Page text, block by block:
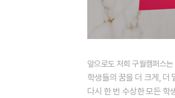
앞으로도 저희 구월캠퍼스는
학생들의 꿈을 더 크게, 더
다시 한 번 수상한 모든